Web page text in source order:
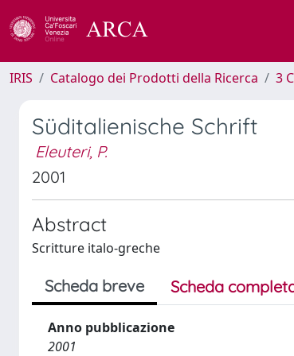
IRIS Catalogo dei Prodotti della Ricerca 3
Süditalienische Schrift
Eleuteri, P.
2001
Abstract
Scritture italo-greche
Scheda breve Scheda
Anno pubblicazione
2001